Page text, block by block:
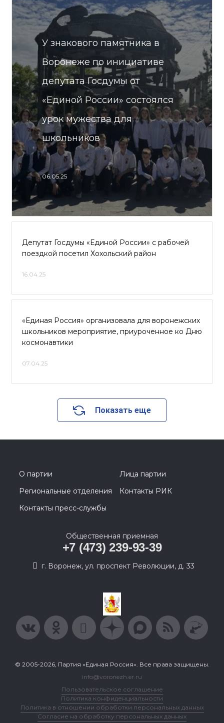
У знакового памятника в
Воронеже по инициативе
депутата Госдумы от
«Единой России» состоялся
урок мужества для
школьников
06.05.25
Депутат Госдумы «Единой России» с рабочей
поездкой посетил Хохольский район
16.04.25
«Единая Россия» организовала для воронежских
школьников мероприятие, приуроченное ко Дню
космонавтики
07.04.25
Показать еще
О партии
Лица партии
Региональные отделения
Контакты РИК
Контакты пресс-службы
Общественная приемная
+7 (473) 239-93-39
г. Воронеж, ул. проспект Революции, д. 33
© 2005-2026, Партия «Единая Россия». Все права защищены.
info@voronezh.er.ru
Пользовательское соглашение
Политика конфиденциальности
Политика в отношении обработки персональных данных
Согласие на обработку персональных данных